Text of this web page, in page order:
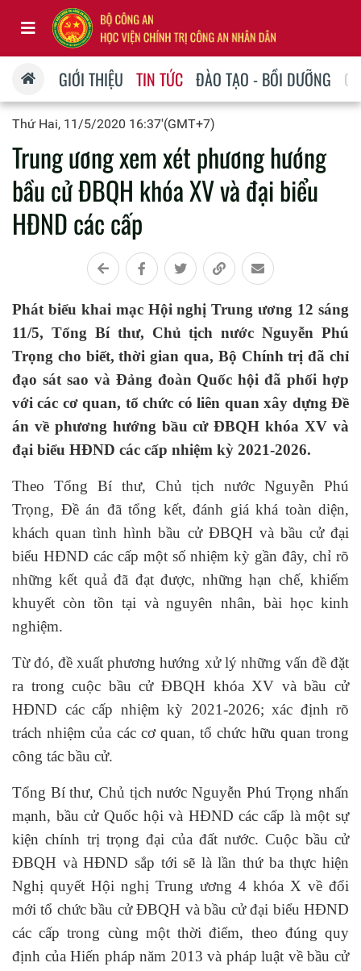
GIỚI THIỆU TIN TỨC ĐÀO TẠO - BỒI DƯỠNG
Thứ Hai, 11/5/2020 16:37'(GMT+7)
Trung ương xem xét phương hướng
bầu cử ĐBQH khóa XV và đại biểu
HĐND các cấp
Phát biểu khai mạc Hội nghị Trung ương 12 sáng
11/5, Tổng Bí thư, Chủ tịch nước Nguyễn Phú
Trọng cho biết, thời gian qua, Bộ Chính trị đã chỉ
đạo sát sao và Đảng đoàn Quốc hội đã phối hợp
với các cơ quan, tổ chức có liên quan xây dựng Đề
án về phương hướng bầu cử ĐBQH khóa XV và
đại biểu HĐND các cấp nhiệm kỳ 2021-2026.
Theo Tổng Bí thư, Chủ tịch nước Nguyễn Phú
Trọng, Đề án đã tổng kết, đánh giá khá toàn diện,
khách quan tình hình bầu cử ĐBQH và bầu cử đại
biểu HĐND các cấp một số nhiệm kỳ gần đây, chỉ rõ
những kết quả đã đạt được, những hạn chế, khiếm
khuyết còn tồn tại và nguyên nhân, bài học kinh
nghiệm.
Từ đó, đề xuất phương hướng xử lý những vấn đề đặt
ra trong cuộc bầu cử ĐBQH khóa XV và bầu cử
HĐND các cấp nhiệm kỳ 2021-2026; xác định rõ
trách nhiệm của các cơ quan, tổ chức hữu quan trong
công tác bầu cử.
Tổng Bí thư, Chủ tịch nước Nguyễn Phú Trọng nhấn
mạnh, bầu cử Quốc hội và HĐND các cấp là một sự
kiện chính trị trọng đại của đất nước. Cuộc bầu cử
ĐBQH và HĐND sắp tới sẽ là lần thứ ba thực hiện
Nghị quyết Hội nghị Trung ương 4 khóa X về đổi
mới tổ chức bầu cử ĐBQH và bầu cử đại biểu HĐND
các cấp trong cùng một thời điểm, theo đúng quy
định của Hiến pháp năm 2013 và pháp luật về bầu cử